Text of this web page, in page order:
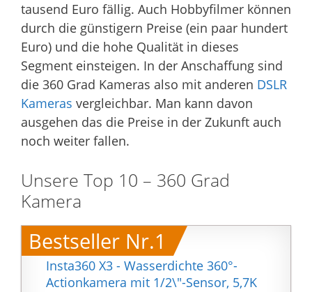
tausend Euro fällig. Auch Hobbyfilmer können
durch die günstigern Preise (ein paar hundert
Euro) und die hohe Qualität in dieses
Segment einsteigen. In der Anschaffung sind
die 360 Grad Kameras also mit anderen DSLR
Kameras vergleichbar. Man kann davon
ausgehen das die Preise in der Zukunft auch
noch weiter fallen.
Unsere Top 10 – 360 Grad
Kamera
Bestseller Nr.1
Insta360 X3 - Wasserdichte 360°-
Actionkamera mit 1/2\"-Sensor, 5,7K